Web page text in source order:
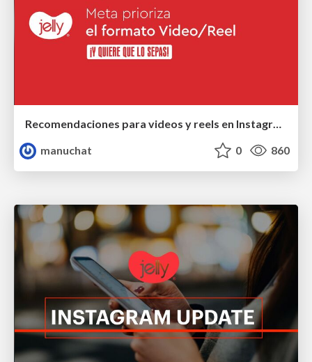
Recomendaciones para videos y reels en Instagram y Facebook
manuchat
0 860